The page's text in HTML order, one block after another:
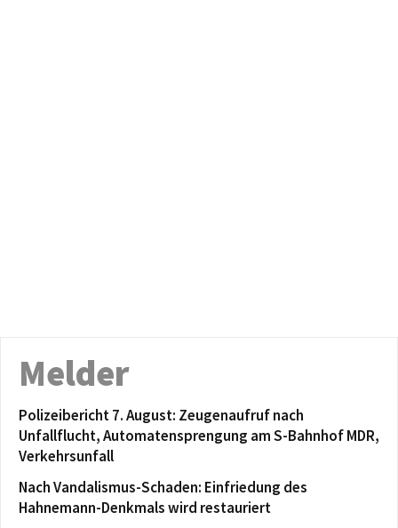
Melder
Polizeibericht 7. August: Zeugenaufruf nach
Unfallflucht, Automatensprengung am S-Bahnhof MDR,
Verkehrsunfall
Nach Vandalismus-Schaden: Einfriedung des
Hahnemann-Denkmals wird restauriert